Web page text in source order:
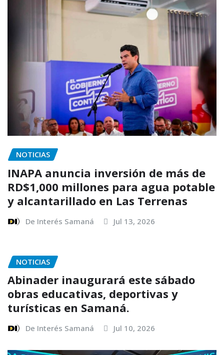
NOTICIAS
INAPA anuncia inversión de más de
RD$1,000 millones para agua potable
y alcantarillado en Las Terrenas
De Interés Samaná Jul 13, 2026
NOTICIAS
Abinader inaugurará este sábado
obras educativas, deportivas y
turísticas en Samaná.
De Interés Samaná Jul 10, 2026